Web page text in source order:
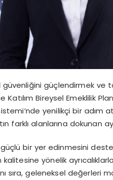
güvenliğini güçlendirmek ve
Bireysel Emeklilik
yenilikçi bir adım
farklı alanlarına dokunan
bir yer edinmesini
yönelik
sıra, geleneksel